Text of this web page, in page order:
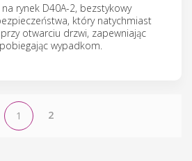
rynek D40A-2, bezstykowy
który natychmiast
otwarciu drzwi, zapewniając
wypadkom.
1 2